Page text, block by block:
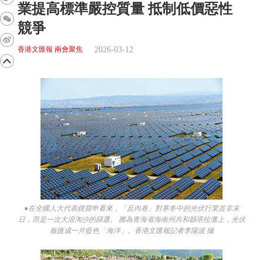
業提高標準嚴控質量 抵制低價惡性
競爭
香港文匯報 兩會聚焦 2026-03-12
●在全國人大代表鍾寶申看來，「反內卷」對寒冬中的光伏行業並非末
日，而是一次大浪淘沙的篩選。 圖為青海省海南州共和縣塔拉灘上，光伏
板匯成一片藍色「海洋」。香港文匯報記者李陽波 攝